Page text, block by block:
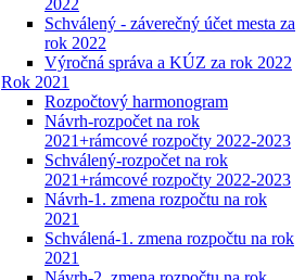
2022
Schválený - záverečný účet mesta za
rok 2022
Výročná správa a KÚZ za rok 2022
Rok 2021
Rozpočtový harmonogram
Návrh-rozpočet na rok
2021+rámcové rozpočty 2022-2023
Schválený-rozpočet na rok
2021+rámcové rozpočty 2022-2023
Návrh-1. zmena rozpočtu na rok
2021
Schválená-1. zmena rozpočtu na rok
2021